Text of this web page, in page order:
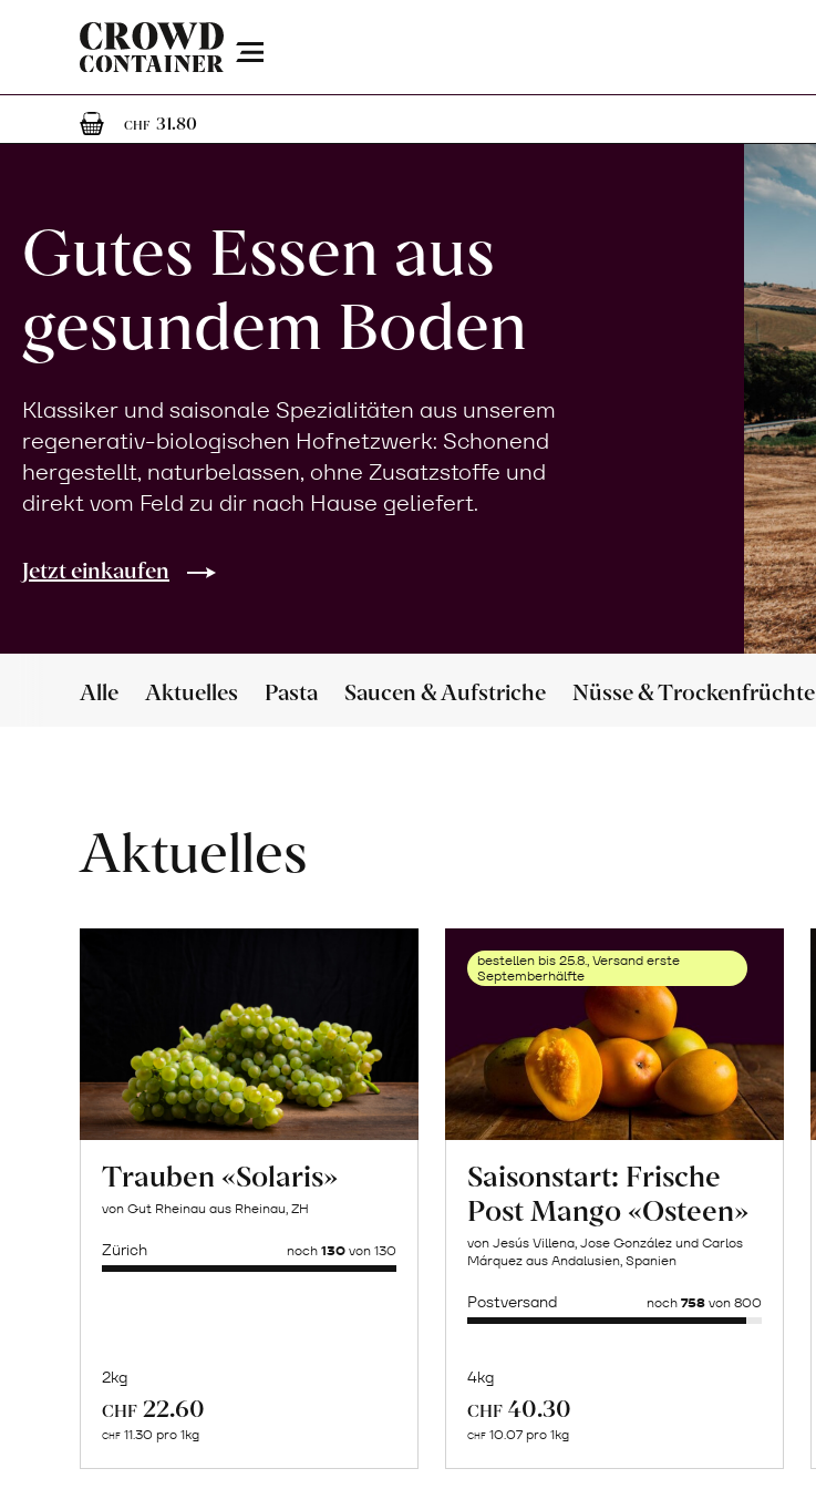
Menu
CHF 31.801 Artikel im Warenkorb
Gutes Essen aus
gesundem Boden
Klassiker und saisonale Spezialitäten aus unserem
regenerativ-biologischen Hofnetzwerk: Schonend
hergestellt, naturbelassen, ohne Zusatzstoffe und
direkt vom Feld zu dir nach Hause geliefert.
Jetzt einkaufen
Alle Aktuelles Pasta Saucen & Aufstriche Nüsse & Trockenfrüchte
Aktuelles
Trauben «Solaris»
von Gut Rheinau aus Rheinau, ZH
Zürich noch 130von 130
2kg
CHF 22.60
CHF 11.30 pro 1kg
Naturbelassene
bestellen bis 25.8., Versand erste
Septemberhälfte
Saisonstart: Frische
Post Mango «Osteen»
von Jesús Villena, Jose González und Carlos
Márquez aus Andalusien, Spanien
Postversand noch 758von 800
4kg
CHF 40.30
CHF 10.07 pro 1kg
Naturbelassene